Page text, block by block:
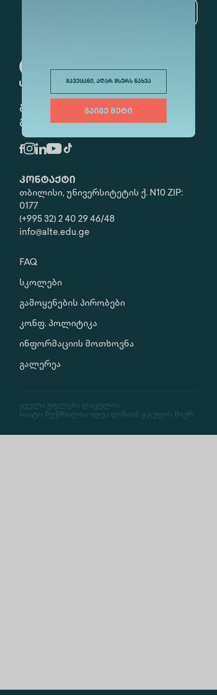
გავეცანი, აღარ მსურს ნახვა
გაიგე მეტი
განათლება მუდმივი
განვითარებისათვის
კონტაქტი
თბილისი, უნივერსიტეტის ქ. N10 ZIP:
0177
(+995 32) 2 40 29 46/48
info@alte.edu.ge
FAQ
Სკოლები
Გამოყენების Პირობები
Კონფ. Პოლიტიკა
Ინფორმაციის Მოთხოვნა
Გალერეა
Ყველა Უფლება Დაცულია.
Საიტი Შექმნილია Იდეა Დიზაინ Ჯგუფის Მიერ